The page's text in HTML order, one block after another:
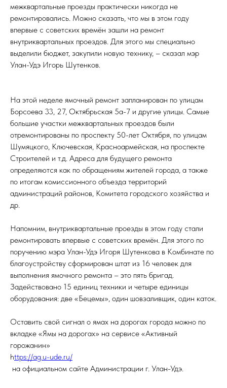
межквартальные проезды практически никогда не
ремонтировались. Можно сказать, что мы в этом году
впервые с советских времён зашли на ремонт
внутриквартальных проездов. Для этого мы специально
выделили бюджет, закупили новую технику, – сказал мэр
Улан-Удэ Игорь Шутенков.
На этой неделе ямочный ремонт запланирован по улицам
Борсоева 33, 27, Октябрьская 5а-7 и другие улицы. Самые
большие участки межквартальных проездов были
отремонтированы по проспекту 50-лет Октября, по улицам
Шумяцкого, Ключевская, Красноармейская, на проспекте
Строителей и т.д. Адреса для будущего ремонта
определяются как по обращениям жителей города, а также
по итогам комиссионного объезда территорий
администраций районов, Комитета городского хозяйства и
др.
Напомним, внутриквартальные проезды в этом году стали
ремонтировать впервые с советских времён. Для этого по
поручению мэра Улан-Удэ Игоря Шутенкова в Комбинате по
благоустройству сформирован штат из 16 человек для
выполнения ямочного ремонта – это пять бригад.
Задействовано 15 единиц техники и четыре единицы
оборудования: две «Бецемы», один шовзаливщик, один каток.
Оставить свой сигнал о ямах на дорогах города можно по
вкладке «Ямы на дорогах» на сервисе «Активный
горожанин»
https://ag.u-ude.ru/
на официальном сайте Администрации г. Улан-Удэ.